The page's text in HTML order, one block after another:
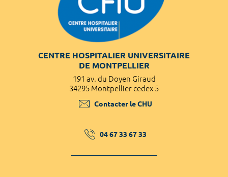
CENTRE HOSPITALIER UNIVERSITAIRE
DE MONTPELLIER
191 av. du Doyen Giraud
34295 Montpellier cedex 5
Contacter le CHU
04 67 33 67 33